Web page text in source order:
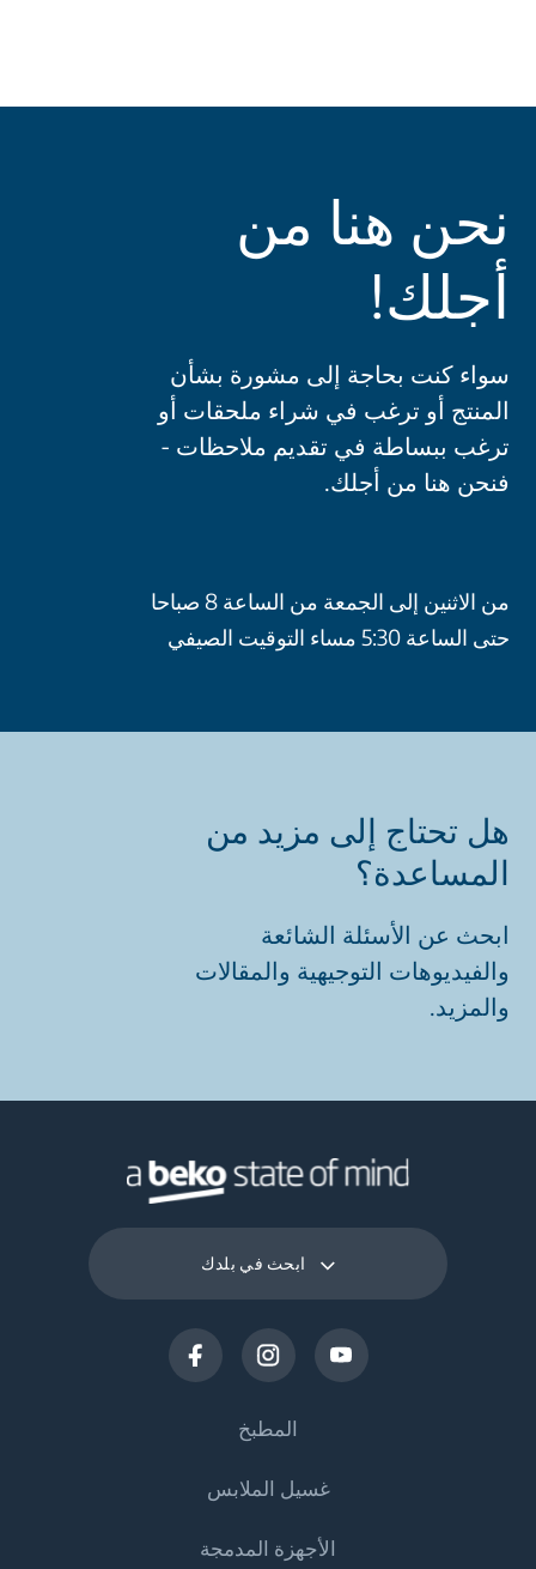
نحن هنا من
أجلك!
سواء كنت بحاجة إلى مشورة بشأن
المنتج أو ترغب في شراء ملحقات أو
ترغب ببساطة في تقديم ملاحظات -
فنحن هنا من أجلك.
من الاثنين إلى الجمعة من الساعة 8 صباحا
حتى الساعة 5:30 مساء التوقيت الصيفي
هل تحتاج إلى مزيد من
المساعدة؟
ابحث عن الأسئلة الشائعة
والفيديوهات التوجيهية والمقالات
والمزيد.
ابحث في بلدك
المطبخ
التبريد
البرادات
غسيل الملابس
الأجهزة المدمجة